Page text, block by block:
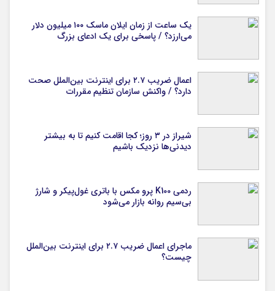
یک ساعت از زمان ایلان ماسک ۱۰۰ میلیون دلار
می‌ارزد؟ / پاسخی برای یک ادعای بزرگ
اعمال ضریب ۲.۷ برای اینترنت بین‌الملل صحت
دارد؟ / واکنش سازمان تنظیم مقررات
شیراز در ۳ روز؛ کجا اقامت کنیم تا به بیشتر
دیدنی‌ها نزدیک باشیم
ردمی K100 پرو مکس با باتری غول‌پیکر و شارژ
بی‌سیم روانه بازار می‌شود
ماجرای اعمال ضریب ۲.۷ برای اینترنت بین‌الملل
چیست؟